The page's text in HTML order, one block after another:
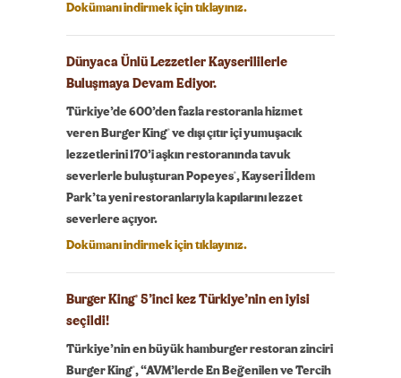
Dokümanı indirmek için tıklayınız.
Dünyaca Ünlü Lezzetler Kayserililerle
Buluşmaya Devam Ediyor.
Türkiye’de 600’den fazla restoranla hizmet
veren Burger King® ve dışı çıtır içi yumuşacık
lezzetlerini 170’i aşkın restoranında tavuk
severlerle buluşturan Popeyes®, Kayseri İldem
Park’ta yeni restoranlarıyla kapılarını lezzet
severlere açıyor.
Dokümanı indirmek için tıklayınız.
Burger King® 5’inci kez Türkiye’nin en iyisi
seçildi!
Türkiye’nin en büyük hamburger restoran zinciri
Burger King®, “AVM’lerde En Beğenilen ve Tercih